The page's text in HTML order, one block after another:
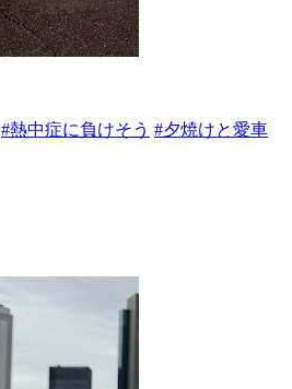
#熱中症に負けそう #夕焼けと愛車